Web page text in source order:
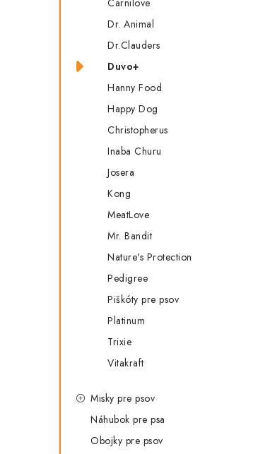
Carnilove
Dr. Animal
Dr.Clauders
Duvo+
Hanny Food
Happy Dog
Christopherus
Inaba Churu
Josera
Kong
MeatLove
Mr. Bandit
Nature's Protection
Pedigree
Piškóty pre psov
Platinum
Trixie
Vitakraft
Misky pre psov
Náhubok pre psa
Obojky pre psov